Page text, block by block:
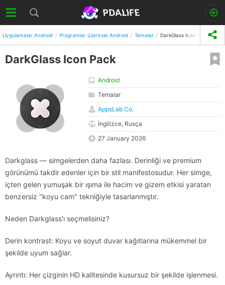
Uygulamalar Android Programlar üzerinde Android Temalar DarkGlass Icon Pack
DarkGlass Icon Pack
Android
Temalar
AppsLab Co.
İngilizce, Rusça
27 January 2026
Darkglass — simgelerden daha fazlası. Derinliği ve premium
görünümü takdir edenler için bir stil manifestosudur. Her simge,
içten gelen yumuşak bir ışıma ile hacim ve gizem etkisi yaratan
benzersiz "koyu cam" tekniğiyle tasarlanmıştır.
Neden Darkglass'ı seçmelisiniz?
Derin kontrast: Koyu ve soyut duvar kağıtlarına mükemmel bir
şekilde uyum sağlar.
Ayrıntı: Her çizginin HD kalitesinde kusursuz bir şekilde işlenmesi.